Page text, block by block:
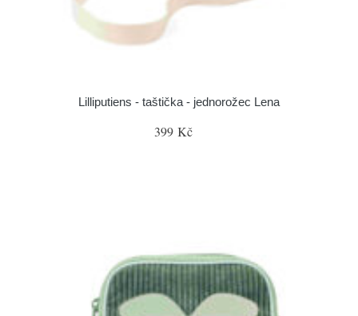
Lilliputiens - taštička - jednorožec Lena
399 Kč